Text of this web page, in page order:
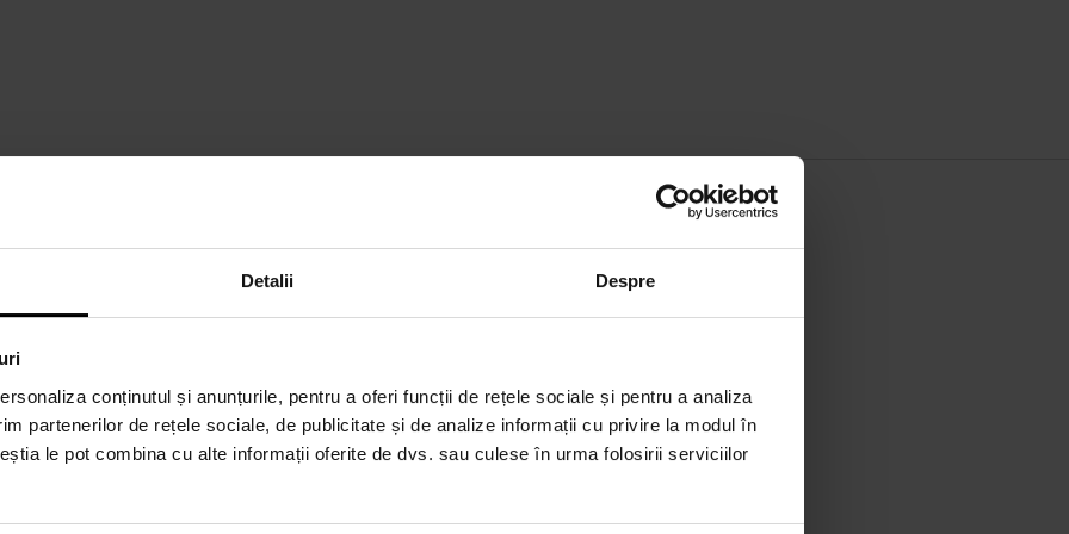
Detalii Despre
conținutul și anunțurile, pentru a oferi funcții de rețele sociale și pentru a analiza
partenerilor de rețele sociale, de publicitate și de analize informații cu privire la modul în
le pot combina cu alte informații oferite de dvs. sau culese în urma folosirii serviciilor
Marcă: Juicy Couture
DESPRE MARCĂ
Revlon Consumer Products LLC
www.juicycouture.com